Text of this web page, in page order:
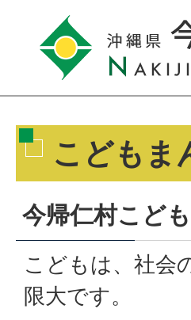
こどもま
今帰仁村こど
こどもは、社会
限大です。